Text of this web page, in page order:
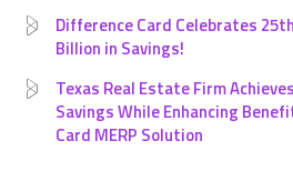
Difference Card Celebrates
Billion in Savings!
Texas Real Estate Firm
Savings While Enhancing
Card MERP Solution